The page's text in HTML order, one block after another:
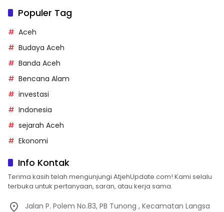
Populer Tag
Aceh
Budaya Aceh
Banda Aceh
Bencana Alam
investasi
Indonesia
sejarah Aceh
Ekonomi
Info Kontak
Terima kasih telah mengunjungi AtjehUpdate.com! Kami selalu
terbuka untuk pertanyaan, saran, atau kerja sama.
Jalan P. Polem No.83, PB Tunong , Kecamatan Langsa